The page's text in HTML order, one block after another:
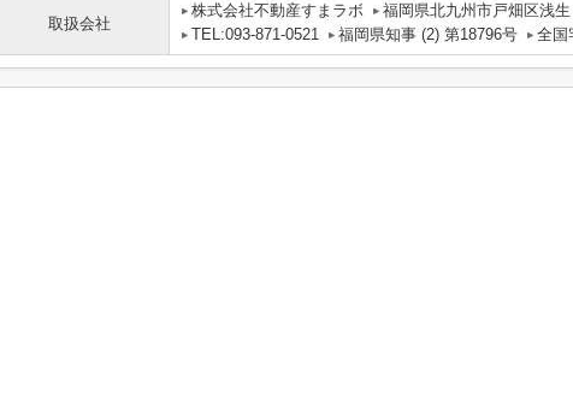
取扱会社
株式会社不動産すまラボ
福岡県北九州市戸畑区浅
TEL:093-871-0521
福岡県知事 (2) 第18796号 全国